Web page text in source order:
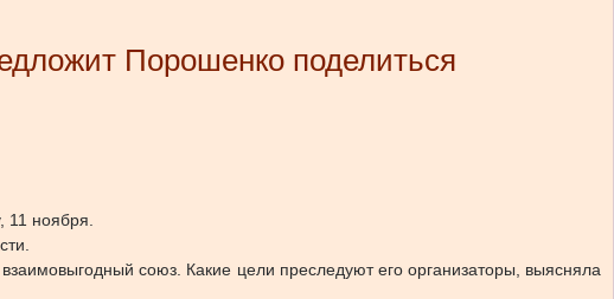
Порошенко поделиться
ноября.
союз. Какие цели преследуют его организаторы, выясняла